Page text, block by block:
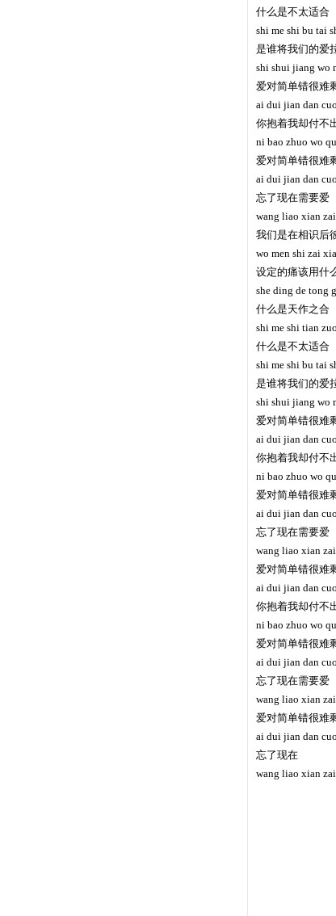
什么是不太适合
shi me shi bu tai
是谁将我们的爱
shi shui jiang wo
爱对简单错很难
ai dui jian dan
你抱着我却付不
ni bao zhuo wo
爱对简单错很难
ai dui jian dan
忘了现在需要爱
wang liao xian
我们是在相识后
wo men shi zai
设定的痛该用什
she ding de tong
什么是天作之合
shi me shi tian
什么是不太适合
shi me shi bu tai
是谁将我们的爱
shi shui jiang wo
爱对简单错很难
ai dui jian dan
你抱着我却付不
ni bao zhuo wo
爱对简单错很难
ai dui jian dan
忘了现在需要爱
wang liao xian
爱对简单错很难
ai dui jian dan
你抱着我却付不
ni bao zhuo wo
爱对简单错很难
ai dui jian dan
忘了现在需要爱
wang liao xian
爱对简单错很难
ai dui jian dan
忘了现在
wang liao xian zai